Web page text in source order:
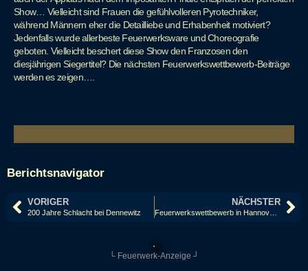
Show… Vielleicht sind Frauen die gefühlvolleren Pyrotechniker,
während Männern eher die Detailliebe und Erhabenheit motiviert?
Jedenfalls wurde allerbeste Feuerwerksware und Choreografie
geboten. Vielleicht beschert diese Show den Franzosen den
diesjährigen Siegertitel? Die nächsten Feuerwerkswettbewerb-Beiträge
werden es zeigen….
Berichtsnavigator
VORIGER
200 Jahre Schlacht bei Dennewitz
NÄCHSTER
Feuerwerkswettbewerb in Hannover 2013: Italien, Pirotecnica Morsani
└ Feuerwerk-Anzeige ┘